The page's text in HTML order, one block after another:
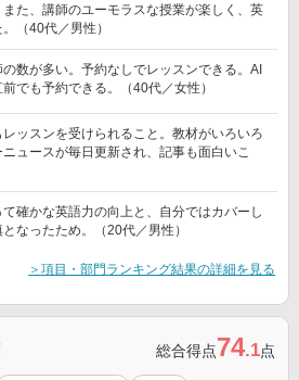
た、講師のユーモラスな授業が楽しく、英
（40代／男性）
数が多い。予約なしでレッスンできる。AI
でも予約できる。（40代／女性）
ッスンを受けられること。教材がいろいろ
ュースが毎日更新され、記事も面白いこ
確かな英語力の向上と、自分ではカバーし
なったため。（20代／男性）
＞項目・部門ランキング結果の詳細を見る
総合得点74.1点